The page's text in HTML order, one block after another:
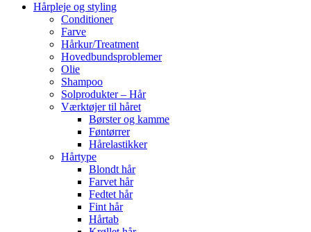
Hårpleje og styling
Conditioner
Farve
Hårkur/Treatment
Hovedbundsproblemer
Olie
Shampoo
Solprodukter – Hår
Værktøjer til håret
Børster og kamme
Føntørrer
Hårelastikker
Hårtype
Blondt hår
Farvet hår
Fedtet hår
Fint hår
Hårtab